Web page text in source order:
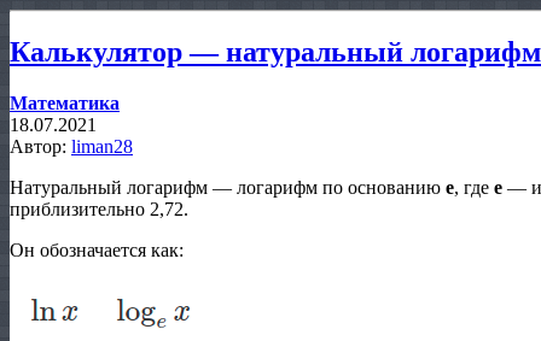
Калькулятор — натуральный логарифм
Математика
18.07.2021
Автор: liman28
Натуральный логарифм — логарифм по основанию e, где e —
приблизительно 2,72.
Он обозначается как: